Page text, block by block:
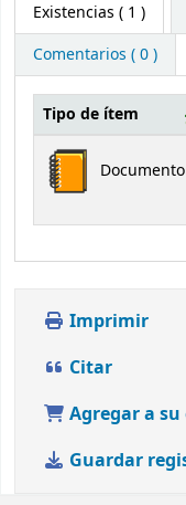
Existencias ( 1 )
Comentarios ( 0 )
Existencias
Tipo de ítem
Documento
Imprimir
Citar
Agregar a
Guardar